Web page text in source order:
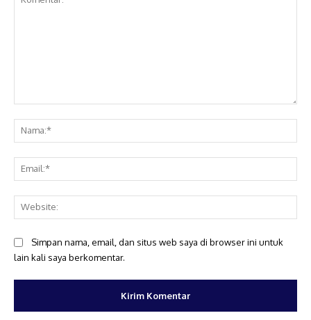
Simpan nama, email, dan situs web saya di browser ini untuk
lain kali saya berkomentar.